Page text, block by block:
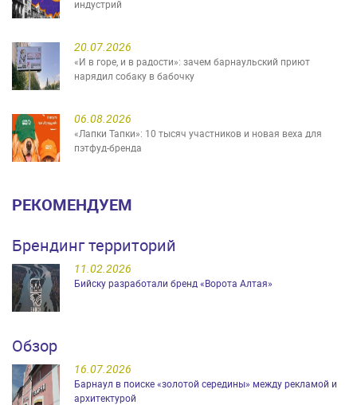
индустрий
20.07.2026
«И в горе, и в радости»: зачем барнаульский приют
нарядил собаку в бабочку
06.08.2026
«Лапки Тапки»: 10 тысяч участников и новая веха для
пэтфуд-бренда
РЕКОМЕНДУЕМ
Брендинг территорий
11.02.2026
Бийску разработали бренд «Ворота Алтая»
Обзор
16.07.2026
Барнаул в поиске «золотой середины» между рекламой и
архитектурой